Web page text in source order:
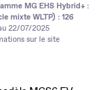
MG EHS Hybrid+ :
mixte WLTP) : 126
22/07/2025
sur le site